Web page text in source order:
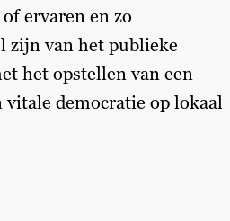
ervaren en zo
zijn van het publieke
het opstellen van een
vitale democratie op lokaal